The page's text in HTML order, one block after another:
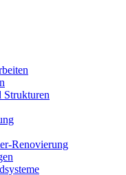
Strukturen
Renovierung